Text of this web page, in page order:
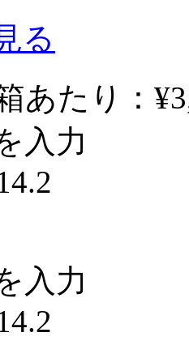
る
あたり：
入力
入力